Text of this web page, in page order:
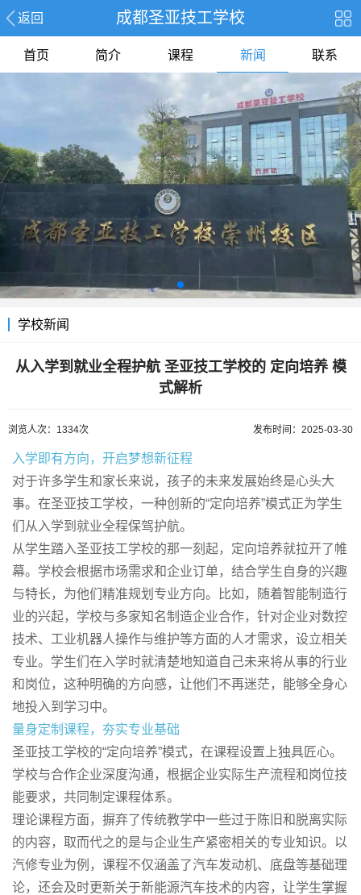
返回 成都圣亚技工学校
首页 简介 课程 新闻 联系
学校新闻
从入学到就业全程护航 圣亚技工学校的 定向培养 模
式解析
浏览人次：1334次 发布时间：2025-03-30
入学即有方向，开启梦想新征程
对于许多学生和家长来说，孩子的未来发展始终是心头大
事。在圣亚技工学校，一种创新的“定向培养”模式正为学生
们从入学到就业全程保驾护航。
从学生踏入圣亚技工学校的那一刻起，定向培养就拉开了帷
幕。学校会根据市场需求和企业订单，结合学生自身的兴趣
与特长，为他们精准规划专业方向。比如，随着智能制造行
业的兴起，学校与多家知名制造企业合作，针对企业对数控
技术、工业机器人操作与维护等方面的人才需求，设立相关
专业。学生们在入学时就清楚地知道自己未来将从事的行业
和岗位，这种明确的方向感，让他们不再迷茫，能够全身心
地投入到学习中。
量身定制课程，夯实专业基础
圣亚技工学校的“定向培养”模式，在课程设置上独具匠心。
学校与合作企业深度沟通，根据企业实际生产流程和岗位技
能要求，共同制定课程体系。
理论课程方面，摒弃了传统教学中一些过于陈旧和脱离实际
的内容，取而代之的是与企业生产紧密相关的专业知识。以
汽修专业为例，课程不仅涵盖了汽车发动机、底盘等基础理
论，还会及时更新关于新能源汽车技术的内容，让学生掌握